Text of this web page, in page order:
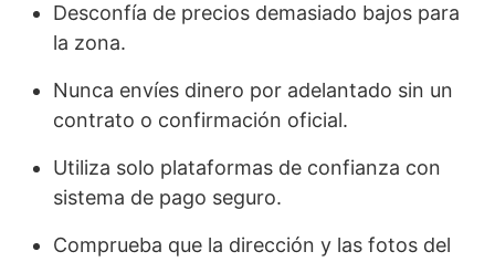
Desconfía de precios demasiado bajos para
la zona.
Nunca envíes dinero por adelantado sin un
contrato o confirmación oficial.
Utiliza solo plataformas de confianza con
sistema de pago seguro.
Comprueba que la dirección y las fotos del